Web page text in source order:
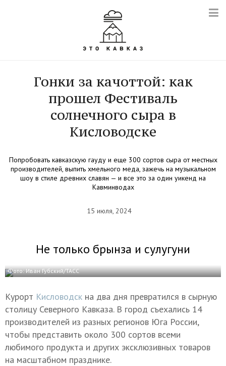
Гонки за качоттой: как
прошел Фестиваль
солнечного сыра в
Кисловодске
Попробовать кавказскую гауду и еще 300 сортов сыра от местных
производителей, выпить хмельного меда, зажечь на музыкальном
шоу в стиле древних славян — и все это за один уикенд на
Кавминводах
15 июля, 2024
Не только брынза и сулугуни
Фото: Иван Губский/ТАСС
Курорт Кисловодск на два дня превратился в сырную
столицу Северного Кавказа. В город съехались 14
производителей из разных регионов Юга России,
чтобы представить около 300 сортов всеми
любимого продукта и других эксклюзивных товаров
на масштабном празднике.